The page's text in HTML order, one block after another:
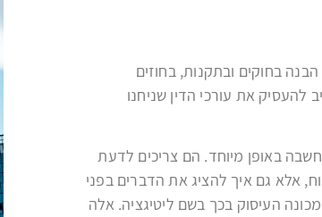
בחוקים ובתקנות, בחוזים
להעסיק את עורכי הדין שניחנו
באופן מיוחד. הם צריכים לדעת
אלא גם איך להציג את הדברים בפני
העיסוק בכך בשם ליטיגציה. אלה